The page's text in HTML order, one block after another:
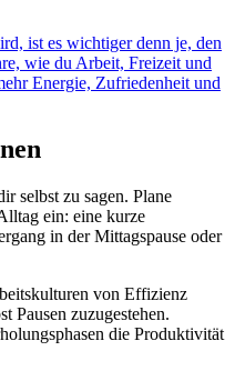
ist es wichtiger denn je, den
wie du Arbeit, Freizeit und
Energie, Zufriedenheit und
selbst zu sagen. Plane
ein: eine kurze
in der Mittagspause oder
von Effizienz
Pausen zuzugestehen.
die Produktivität